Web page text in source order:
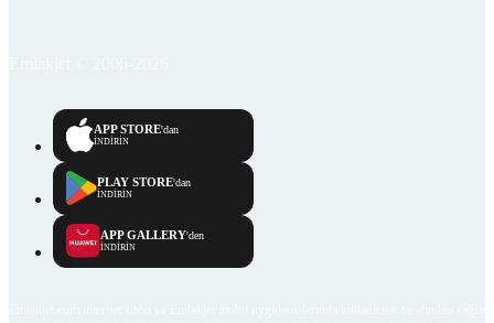
APP STORE'dan
İNDİRİN
PLAY STORE'dan
İNDİRİN
APP GALLERY'den
İNDİRİN